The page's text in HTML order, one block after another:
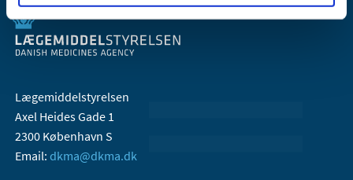
Lægemiddelstyrelsen
Axel Heides Gade 1
2300 København S
Email: dkma@dkma.dk